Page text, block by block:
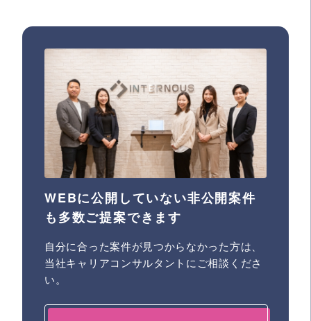
WEBに公開していない非公開案件
も多数ご提案できます
自分に合った案件が見つからなかった方は、
当社キャリアコンサルタントにご相談くださ
い。